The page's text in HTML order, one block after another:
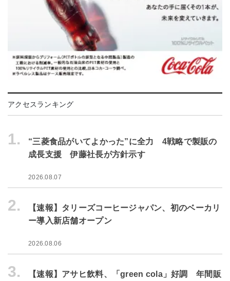
アクセスランキング
1.
“三菱食品がいてよかった”に全力 4戦略で製販の
成長支援 伊藤社長が方針示す
2026.08.07
2.
【速報】タリーズコーヒージャパン、初のベーカリ
ー導入新店舗オープン
2026.08.06
3.
【速報】アサヒ飲料、「green cola」好調 年間販